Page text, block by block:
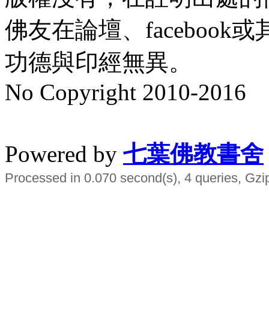
佛友在論壇、facebook
功德與印經無異。
No Copyright 2010-2016
Powered by 七葉佛教書舍
Processed in 0.070 second(s), 4 queries,